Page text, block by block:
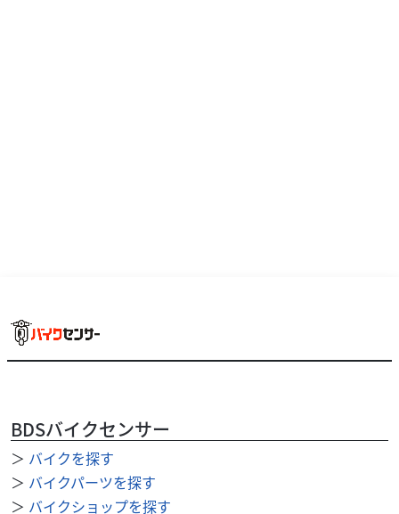
BDSバイクセンサー
＞ バイクを探す
＞ バイクパーツを探す
＞ バイクショップを探す